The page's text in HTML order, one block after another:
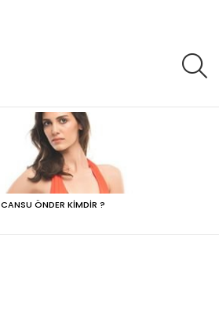
CANSU ÖNDER KIMDIR ?